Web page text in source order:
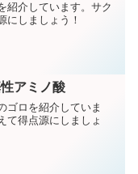
紹介しています。サク
にしましょう！
性アミノ酸
ゴロを紹介していま
て得点源にしましょ